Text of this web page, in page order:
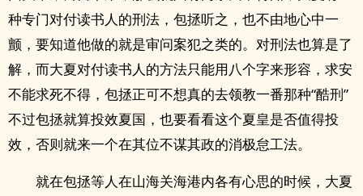
种专门对付读书人的刑法，包拯听之，也不由地心中一
颤，要知道他做的就是审问案犯之类的。对刑法也算是了
解，而大夏对付读书人的方法只能用八个字来形容，求安
不能求死不得，包拯正可不想真的去领教一番那种“酷刑”
不过包拯就算投效夏国，也要看看这个夏皇是否值得投
效，否则就来一个在其位不谋其政的消极怠工法。
就在包拯等人在山海关海港内各有心思的时候，大夏